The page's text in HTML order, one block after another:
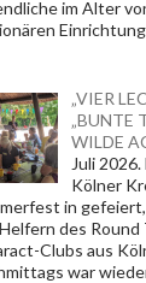
im Alter
„VIER
„BUNTE
WILDE
Juli
Kölner
in
des Round
Clubs aus
war